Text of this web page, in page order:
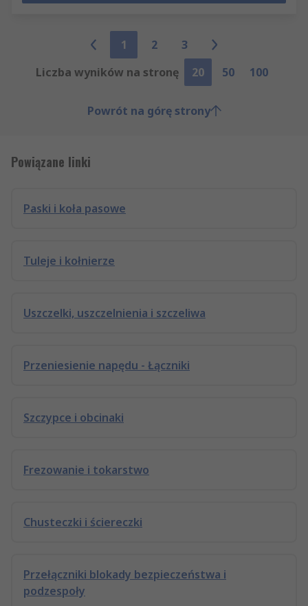
1 2
3
Liczba wyników na stronę
20 50 100
Powrót na górę strony
Powiązane linki
Paski i koła pasowe
Tuleje i kołnierze
Uszczelki, uszczelnienia i szczeliwa
Przeniesienie napędu - Łączniki
Szczypce i obcinaki
Frezowanie i tokarstwo
Chusteczki i ściereczki
Przełączniki blokady bezpieczeństwa i
podzespoły